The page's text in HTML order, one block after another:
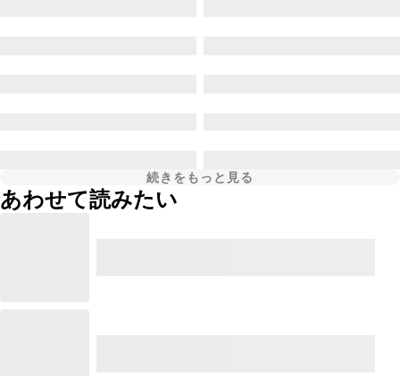
続きをもっと見る
あわせて読みたい